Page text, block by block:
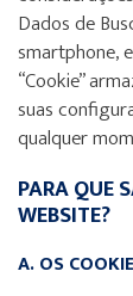
Dados de
smartphone,
“Cookie”
suas
qualquer
PARA QUE
WEBSITE?
A. OS